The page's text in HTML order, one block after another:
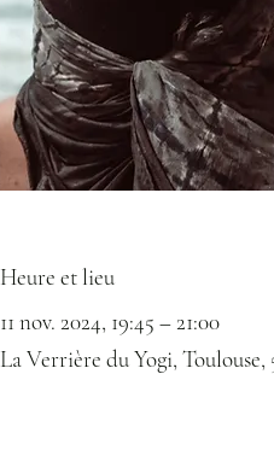
Heure et lieu
11 nov. 2024, 19:45 – 21:00
La Verrière du Yogi, Toulouse,